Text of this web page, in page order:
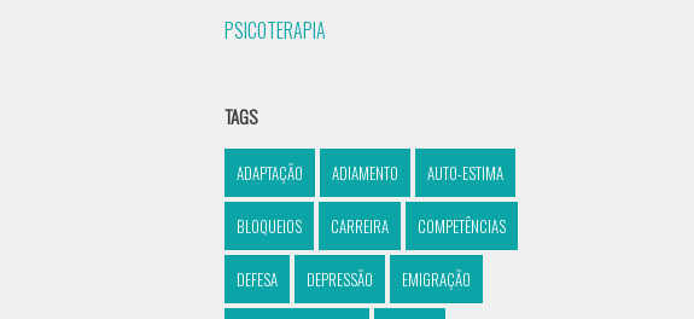
PSICOTERAPIA
TAGS
ADAPTAÇÃO ADIAMENTO AUTO-ESTIMA
BLOQUEIOS CARREIRA COMPETÊNCIAS
DEFESA DEPRESSÃO EMIGRAÇÃO